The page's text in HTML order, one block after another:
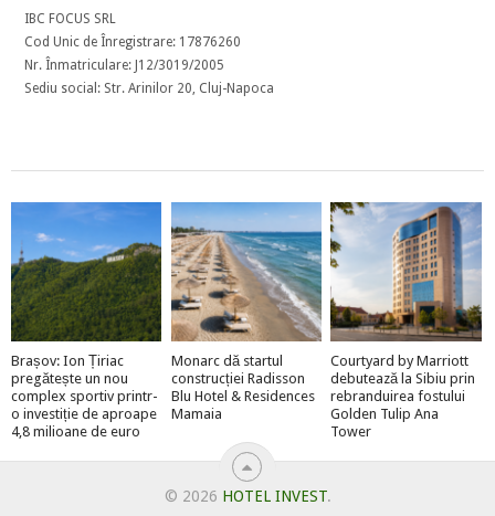
IBC FOCUS SRL
Cod Unic de Înregistrare: 17876260
Nr. Înmatriculare: J12/3019/2005
Sediu social: Str. Arinilor 20, Cluj-Napoca
Brașov: Ion Țiriac
pregătește un nou
complex sportiv printr-
o investiție de aproape
4,8 milioane de euro
Monarc dă startul
construcției Radisson
Blu Hotel & Residences
Mamaia
Courtyard by Marriott
debutează la Sibiu prin
rebranduirea fostului
Golden Tulip Ana
Tower
© 2026 HOTEL INVEST.